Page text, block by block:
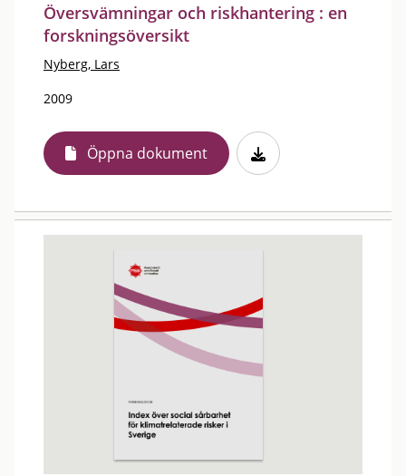
Översvämningar och riskhantering : en
forskningsöversikt
Nyberg, Lars
2009
Öppna dokument